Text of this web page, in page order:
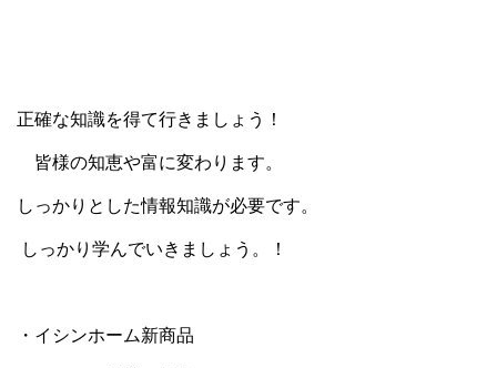
正確な知識を得て行きましょう！
皆様の知恵や富に変わります。
しっかりとした情報知識が必要です。
しっかり学んでいきましょう。！
・イシンホーム新商品